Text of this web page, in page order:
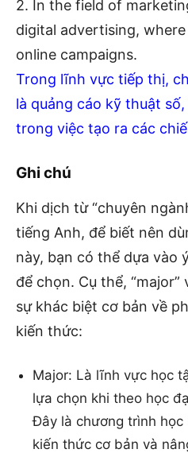
2. In the field of
digital advertising,
online campaigns.
Trong lĩnh vực tiếp thị,
là quảng cáo kỹ thuật
trong việc tạo ra các
Ghi chú
Khi dịch từ “chuyên
tiếng Anh, để biết nên
này, bạn có thể dựa vào
để chọn. Cụ thể, “major”
sự khác biệt cơ bản về
kiến thức:
Major: Là lĩnh vực học
lựa chọn khi theo học
Đây là chương trình
kiến thức cơ bản và